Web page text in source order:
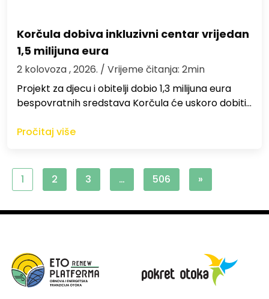
Korčula dobiva inkluzivni centar vrijedan
1,5 milijuna eura
2 kolovoza , 2026. / Vrijeme čitanja: 2min
Projekt za djecu i obitelji dobio 1,3 milijuna eura
bespovratnih sredstava Korčula će uskoro dobiti…
Pročitaj više
1 2 3 … 506 »